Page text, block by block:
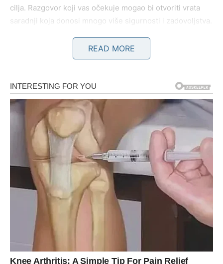
cilja. Razgovor koji vas očekuje mogao bi otvoriti vrata
saradnji koja donosi mnogo više sigurnosti i zadovoljstva.
Na ljubavnom planu partner će vam pokazati koliko mu
znači vaša podrška. Slobodni Ovnovi mogu upoznati
Bik
Bikovima dolazi finansijsko olakšanje. Isplata, bonus ili
nova poslovna prilika omogućiće vam da ostvarite plan
koji dugo nosite u mislima.
Na emotivnom planu očekuju vas mir, razumevanje i
osećaj da ste pronašli pravu ravnotežu.
Blizanci
Blizanci će biti među znakovima kojima se ostvaruje
READ MORE